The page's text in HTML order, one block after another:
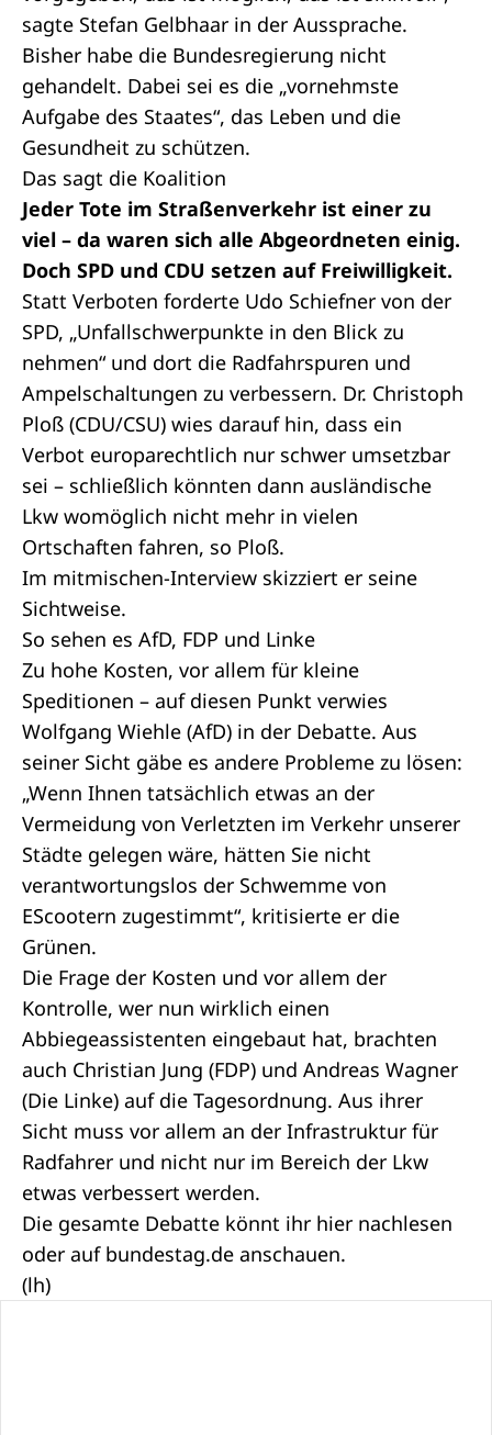
sagte Stefan Gelbhaar in der Aussprache.
Bisher habe die Bundesregierung nicht
gehandelt. Dabei sei es die „vornehmste
Aufgabe des Staates“, das Leben und die
Gesundheit zu schützen.
Das sagt die Koalition
Jeder Tote im Straßenverkehr ist einer zu
viel – da waren sich alle Abgeordneten einig.
Doch SPD und CDU setzen auf Freiwilligkeit.
Statt Verboten forderte Udo Schiefner von der
SPD, „Unfallschwerpunkte in den Blick zu
nehmen“ und dort die Radfahrspuren und
Ampelschaltungen zu verbessern. Dr. Christoph
Ploß (CDU/CSU) wies darauf hin, dass ein
Verbot europarechtlich nur schwer umsetzbar
sei – schließlich könnten dann ausländische
Lkw womöglich nicht mehr in vielen
Ortschaften fahren, so Ploß.
Im mitmischen-Interview skizziert er seine
Sichtweise.
So sehen es AfD, FDP und Linke
Zu hohe Kosten, vor allem für kleine
Speditionen – auf diesen Punkt verwies
Wolfgang Wiehle (AfD) in der Debatte. Aus
seiner Sicht gäbe es andere Probleme zu lösen:
„Wenn Ihnen tatsächlich etwas an der
Vermeidung von Verletzten im Verkehr unserer
Städte gelegen wäre, hätten Sie nicht
verantwortungslos der Schwemme von
EScootern zugestimmt“, kritisierte er die
Grünen.
Die Frage der Kosten und vor allem der
Kontrolle, wer nun wirklich einen
Abbiegeassistenten eingebaut hat, brachten
auch Christian Jung (FDP) und Andreas Wagner
(Die Linke) auf die Tagesordnung. Aus ihrer
Sicht muss vor allem an der Infrastruktur für
Radfahrer und nicht nur im Bereich der Lkw
etwas verbessert werden.
Die gesamte Debatte könnt ihr hier nachlesen
oder auf bundestag.de anschauen.
(lh)